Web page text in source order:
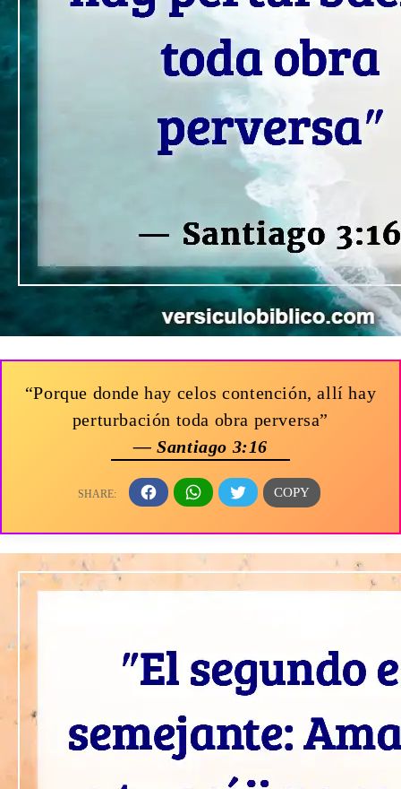
“Porque donde hay celos contención, allí hay
perturbación toda obra perversa”
— Santiago 3:16